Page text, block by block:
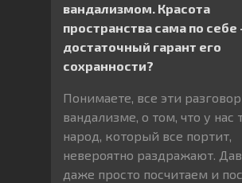
вандализмом. Красота
пространства сама по себе
достаточный гарант его
сохранности?
Понимаете, все эти
вандализме, о том, что у нас
народ, который все портит,
невероятно раздражают.
даже просто посчитаем и